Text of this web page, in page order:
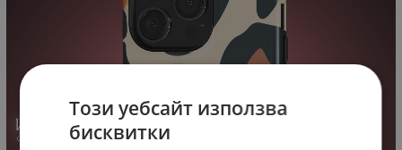
Този уебсайт използва
бисквитки